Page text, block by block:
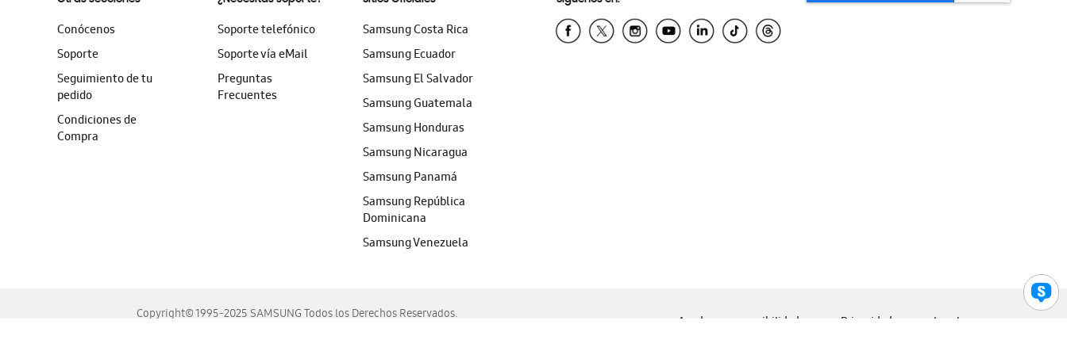
Conócenos
Soporte
Seguimiento de tu
pedido
Condiciones de
Compra
Soporte telefónico
Soporte vía eMail
Preguntas
Frecuentes
Samsung Costa Rica
Samsung Ecuador
Samsung El Salvador
Samsung Guatemala
Samsung Honduras
Samsung Nicaragua
Samsung Panamá
Samsung República
Dominicana
Samsung Venezuela
Copyright© 1995-2025 SAMSUNG Todos los Derechos Reservados.
Ayuda para accesibilidad Privacidad Legal